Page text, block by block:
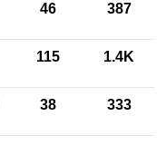
46 387
115 1.4K
38 333